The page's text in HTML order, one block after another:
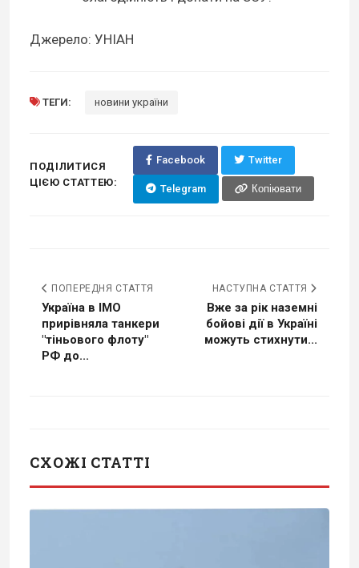
Джерело: УНІАН
ТЕГИ: новини україни
ПОДІЛИТИСЯ
ЦІЄЮ СТАТТЕЮ:
Facebook Twitter
Telegram Копіювати
ПОПЕРЕДНЯ СТАТТЯ
Україна в IMO
прирівняла танкери
"тіньового флоту"
РФ до...
НАСТУПНА СТАТТЯ
Вже за рік наземні
бойові дії в Україні
можуть стихнути...
СХОЖІ СТАТТІ